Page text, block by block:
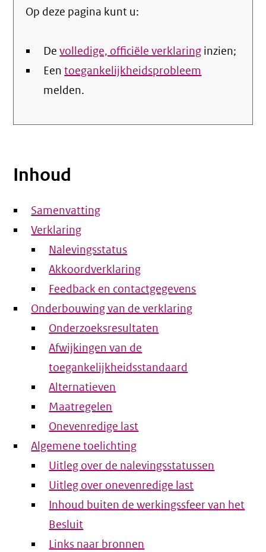
Op deze pagina kunt u:
Devolledige, officiële verklaring inzien;
Eentoegankelijkheidsprobleem
melden.
Inhoud
Samenvatting
Verklaring
Nalevingsstatus
Akkoordverklaring
Feedback en contactgegevens
Onderbouwing van de verklaring
Onderzoeksresultaten
Afwijkingen van de
toegankelijkheidsstandaard
Alternatieven
Maatregelen
Onevenredige last
Algemene toelichting
Uitleg over de nalevingsstatussen
Uitleg over onevenredige last
Inhoud buiten de werkingssfeer van het
Besluit
Links naar bronnen